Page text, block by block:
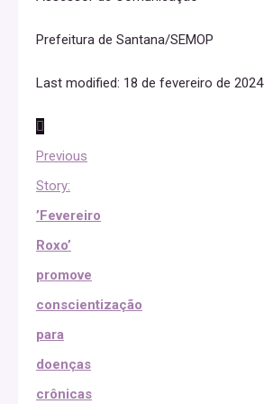
Prefeitura de Santana/SEMOP
Last modified: 18 de fevereiro de 2024
Previous
Story:
’Fevereiro
Roxo’
promove
conscientização
para
doenças
crônicas